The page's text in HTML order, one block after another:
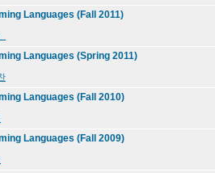
Languages (Fall 2011)
Languages (Spring 2011)
Languages (Fall 2010)
Languages (Fall 2009)